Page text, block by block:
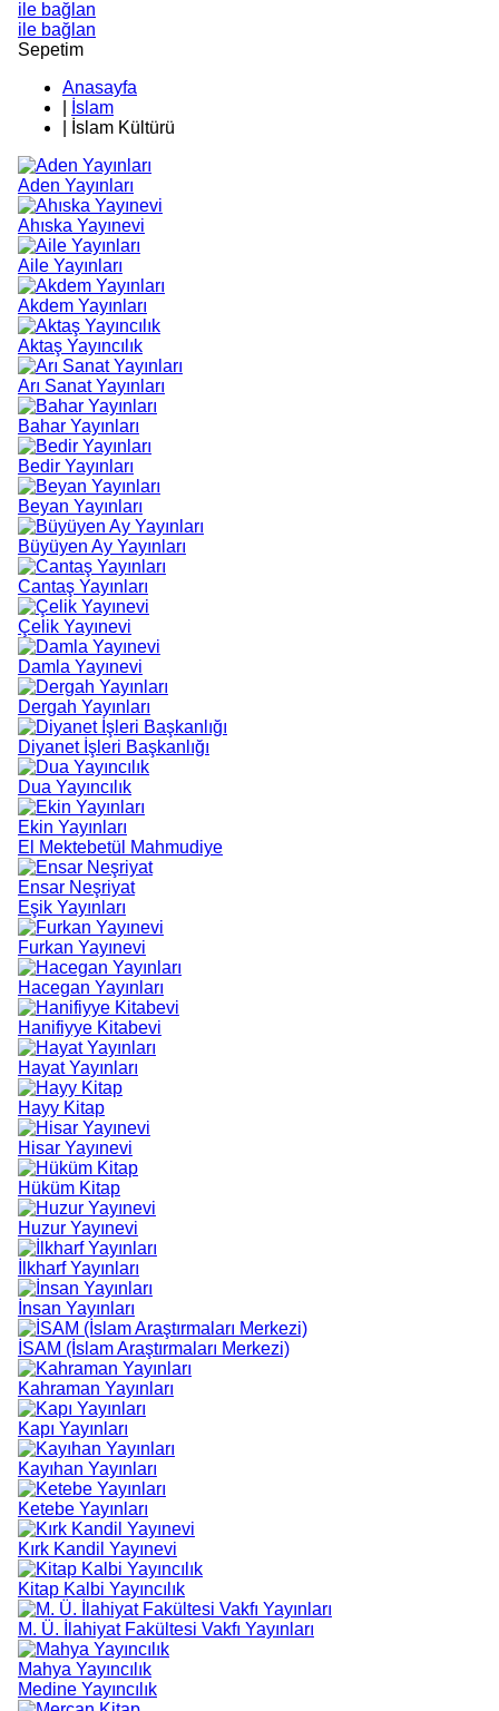
ile bağlan
ile bağlan
Sepetim
Anasayfa
İslam
İslam Kültürü
Aden Yayınları
Ahıska Yayınevi
Aile Yayınları
Akdem Yayınları
Aktaş Yayıncılık
Arı Sanat Yayınları
Bahar Yayınları
Bedir Yayınları
Beyan Yayınları
Büyüyen Ay Yayınları
Cantaş Yayınları
Çelik Yayınevi
Damla Yayınevi
Dergah Yayınları
Diyanet İşleri Başkanlığı
Dua Yayıncılık
Ekin Yayınları
El Mektebetül Mahmudiye
Ensar Neşriyat
Eşik Yayınları
Furkan Yayınevi
Hacegan Yayınları
Hanifiyye Kitabevi
Hayat Yayınları
Hayy Kitap
Hisar Yayınevi
Hüküm Kitap
Huzur Yayınevi
İlkharf Yayınları
İnsan Yayınları
İSAM (İslam Araştırmaları Merkezi)
Kahraman Yayınları
Kapı Yayınları
Kayıhan Yayınları
Ketebe Yayınları
Kırk Kandil Yayınevi
Kitap Kalbi Yayıncılık
M. Ü. İlahiyat Fakültesi Vakfı Yayınları
Mahya Yayıncılık
Medine Yayıncılık